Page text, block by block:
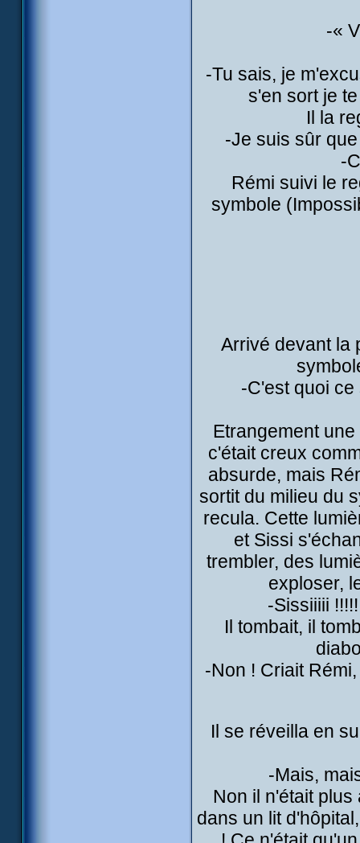
-«
-Tu sais, je
s'en sort je
Il la
-Je suis sûr
-
Rémi suivi le
symbole
Arrivé devant la
-C'est quoi
Etrangement
c'était creux
absurde, mais
sortit du milieu du
recula. Cette
et Sissi
trembler, des
exploser,
-Sissiiiii
Il tombait, il
-Non ! Criait
Il se réveilla en
-Mais,
Non il n'était
dans un lit